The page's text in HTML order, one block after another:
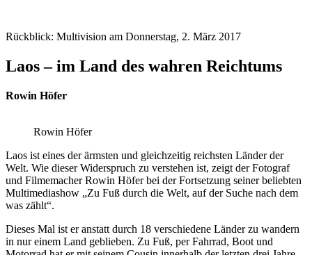
Rückblick: Multivision am Donnerstag, 2. März 2017
Laos – im Land des wahren Reichtums
Rowin Höfer
Rowin Höfer
Laos ist eines der ärmsten und gleichzeitig reichsten Länder der
Welt. Wie dieser Widerspruch zu verstehen ist, zeigt der Fotograf
und Filmemacher Rowin Höfer bei der Fortsetzung seiner beliebten
Multimediashow „Zu Fuß durch die Welt, auf der Suche nach dem
was zählt“.
Dieses Mal ist er anstatt durch 18 verschiedene Länder zu wandern
in nur einem Land geblieben. Zu Fuß, per Fahrrad, Boot und